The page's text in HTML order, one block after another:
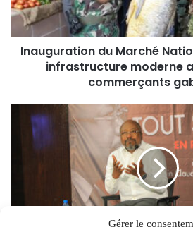
Gérer le
Inauguration du Marché
infrastructure moderne
commerçants